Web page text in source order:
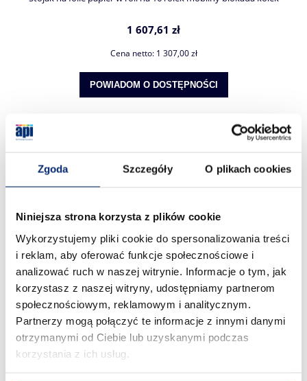
Zgoda Szczegóły O plikach cookies
Niniejsza strona korzysta z plików cookie
Wykorzystujemy pliki cookie do spersonalizowania treści
i reklam, aby oferować funkcje społecznościowe i
analizować ruch w naszej witrynie. Informacje o tym, jak
korzystasz z naszej witryny, udostępniamy partnerom
społecznościowym, reklamowym i analitycznym.
Partnerzy mogą połączyć te informacje z innymi danymi
otrzymanymi od Ciebie lub uzyskanymi podczas
korzystania z ich usług.
1 607,61 zł
Cena netto: 1 307,00 zł
POWIADOM O DOSTĘPNOŚCI